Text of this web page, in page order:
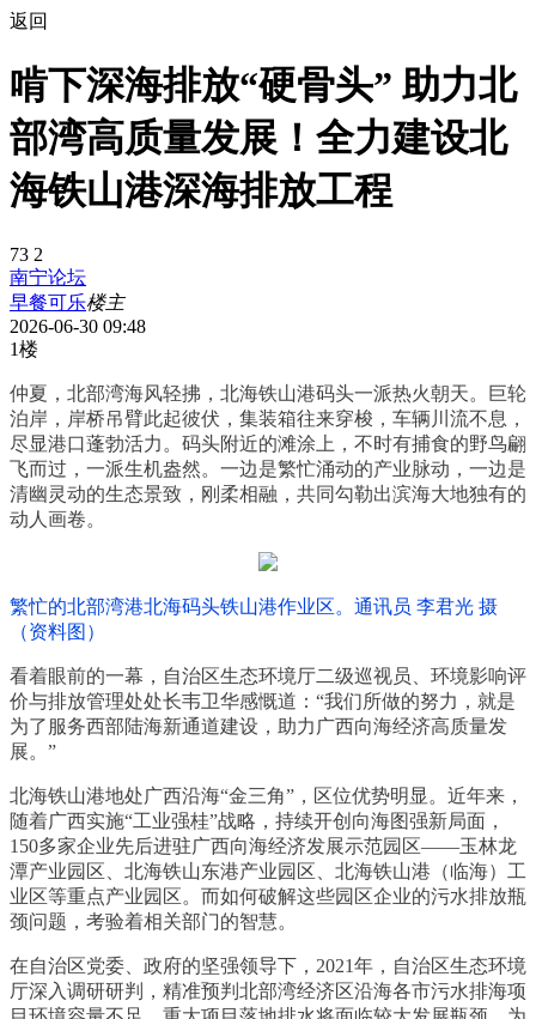
返回
啃下深海排放“硬骨头” 助力北
部湾高质量发展！全力建设北
海铁山港深海排放工程
73 2
南宁论坛
早餐可乐楼主
2026-06-30 09:48
1楼
仲夏，北部湾海风轻拂，北海铁山港码头一派热火朝天。巨轮
泊岸，岸桥吊臂此起彼伏，集装箱往来穿梭，车辆川流不息，
尽显港口蓬勃活力。码头附近的滩涂上，不时有捕食的野鸟翩
飞而过，一派生机盎然。一边是繁忙涌动的产业脉动，一边是
清幽灵动的生态景致，刚柔相融，共同勾勒出滨海大地独有的
动人画卷。
繁忙的北部湾港北海码头铁山港作业区。通讯员 李君光 摄
（资料图）
看着眼前的一幕，自治区生态环境厅二级巡视员、环境影响评
价与排放管理处处长韦卫华感慨道：“我们所做的努力，就是
为了服务西部陆海新通道建设，助力广西向海经济高质量发
展。”
北海铁山港地处广西沿海“金三角”，区位优势明显。近年来，
随着广西实施“工业强桂”战略，持续开创向海图强新局面，
150多家企业先后进驻广西向海经济发展示范园区——玉林龙
潭产业园区、北海铁山东港产业园区、北海铁山港（临海）工
业区等重点产业园区。而如何破解这些园区企业的污水排放瓶
颈问题，考验着相关部门的智慧。
在自治区党委、政府的坚强领导下，2021年，自治区生态环境
厅深入调研研判，精准预判北部湾经济区沿海各市污水排海项